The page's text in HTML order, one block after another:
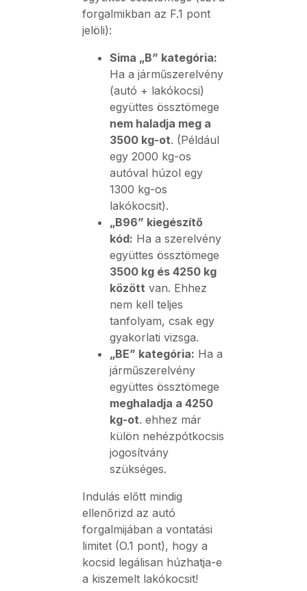
forgalmikban az F.1 pont
jelöli):
Sima „B” kategória:
Ha a járműszerelvény
(autó + lakókocsi)
együttes össztömege
nem haladja meg a
3500 kg-ot. (Például
egy 2000 kg-os
autóval húzol egy
1300 kg-os
lakókocsit).
„B96” kiegészítő
kód: Ha a szerelvény
együttes össztömege
3500 kg és 4250 kg
között van. Ehhez
nem kell teljes
tanfolyam, csak egy
gyakorlati vizsga.
„BE” kategória: Ha a
járműszerelvény
együttes össztömege
meghaladja a 4250
kg-ot. ehhez már
külön nehézpótkocsis
jogosítvány
szükséges.
Indulás előtt mindig
ellenőrizd az autó
forgalmijában a vontatási
limitet (O.1 pont), hogy a
kocsid legálisan húzhatja-e
a kiszemelt lakókocsit!